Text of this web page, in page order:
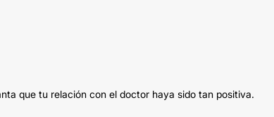
que tu relación con el doctor haya sido tan positiva.